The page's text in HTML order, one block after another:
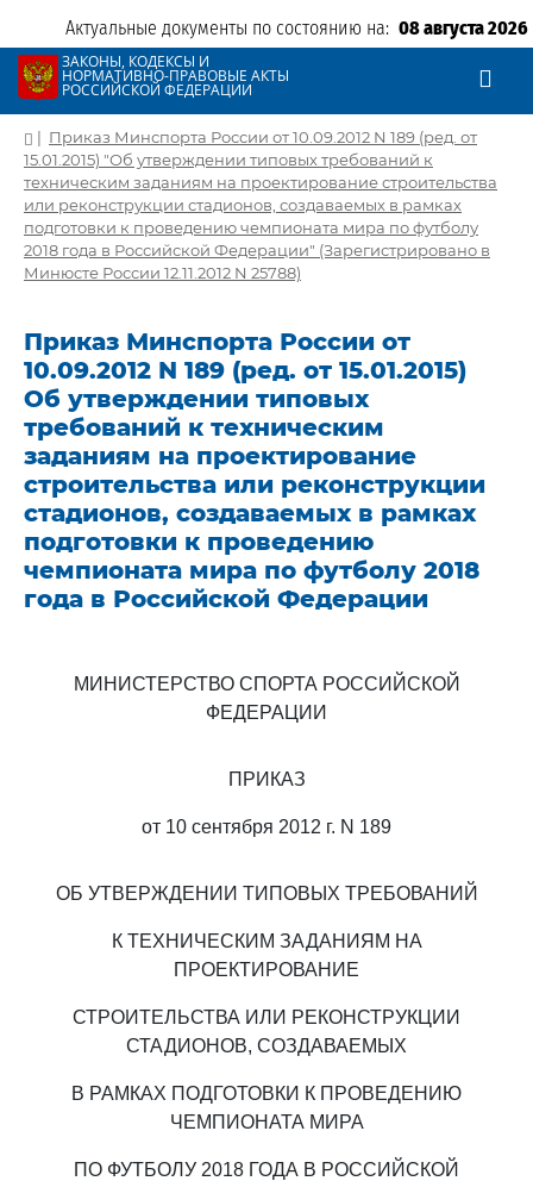
Актуальные документы по состоянию на: 08 августа 2026
ЗАКОНЫ, КОДЕКСЫ И
НОРМАТИВНО-ПРАВОВЫЕ АКТЫ
РОССИЙСКОЙ ФЕДЕРАЦИИ
| Приказ Минспорта России от 10.09.2012 N 189 (ред. от
15.01.2015) "Об утверждении типовых требований к
техническим заданиям на проектирование строительства
или реконструкции стадионов, создаваемых в рамках
подготовки к проведению чемпионата мира по футболу
2018 года в Российской Федерации" (Зарегистрировано в
Минюсте России 12.11.2012 N 25788)
Приказ Минспорта России от
10.09.2012 N 189 (ред. от 15.01.2015)
Об утверждении типовых
требований к техническим
заданиям на проектирование
строительства или реконструкции
стадионов, создаваемых в рамках
подготовки к проведению
чемпионата мира по футболу 2018
года в Российской Федерации
МИНИСТЕРСТВО СПОРТА РОССИЙСКОЙ
ФЕДЕРАЦИИ
ПРИКАЗ
от 10 сентября 2012 г. N 189
ОБ УТВЕРЖДЕНИИ ТИПОВЫХ ТРЕБОВАНИЙ
К ТЕХНИЧЕСКИМ ЗАДАНИЯМ НА
ПРОЕКТИРОВАНИЕ
СТРОИТЕЛЬСТВА ИЛИ РЕКОНСТРУКЦИИ
СТАДИОНОВ, СОЗДАВАЕМЫХ
В РАМКАХ ПОДГОТОВКИ К ПРОВЕДЕНИЮ
ЧЕМПИОНАТА МИРА
ПО ФУТБОЛУ 2018 ГОДА В РОССИЙСКОЙ